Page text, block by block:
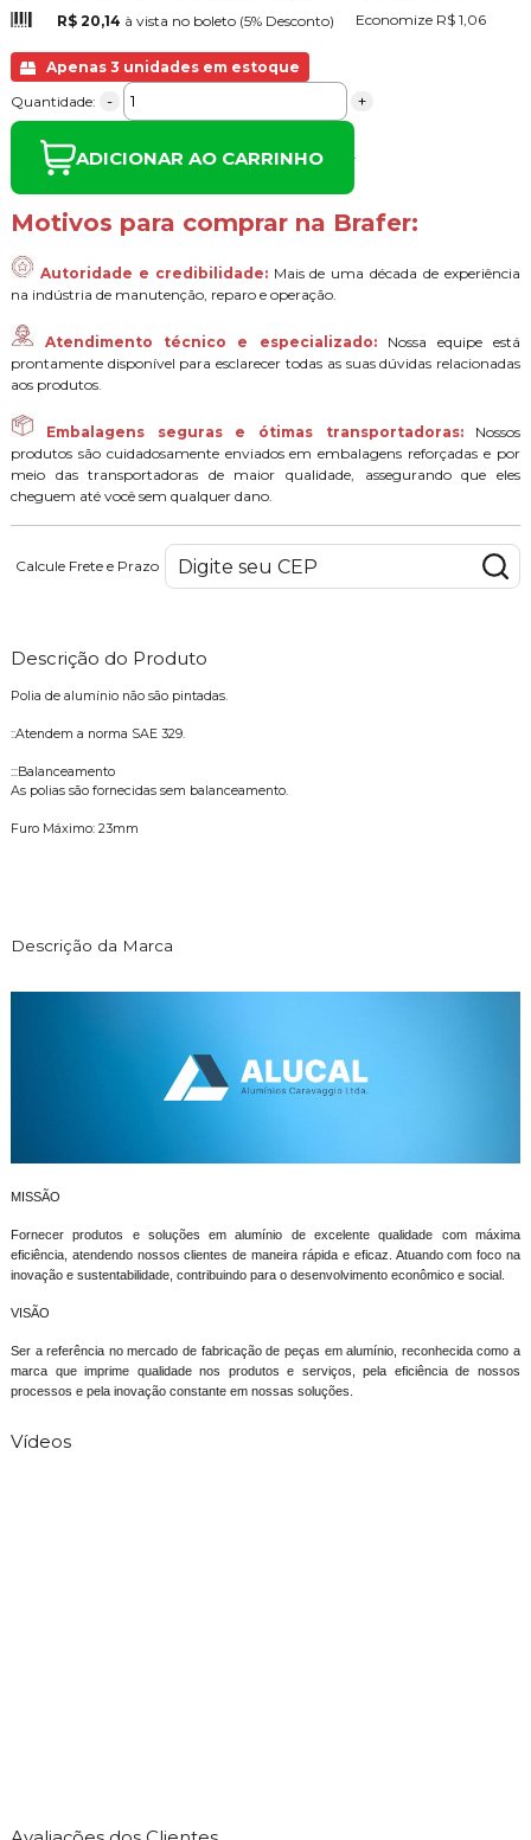
R$ 20,14 à vista no boleto (5% Desconto) Economize R$ 1,06
Apenas 3 unidades em estoque
Quantidade:
- +
ADICIONAR AO CARRINHO
Motivos para comprar na Brafer:
Autoridade e credibilidade: Mais de uma década de experiência
na indústria de manutenção, reparo e operação.
Atendimento técnico e especializado:
Nossa equipe está
prontamente disponível para esclarecer todas as suas dúvidas relacionadas
aos produtos.
Embalagens seguras e ótimas transportadoras:
Nossos
produtos são cuidadosamente enviados em embalagens reforçadas e por
meio das transportadoras de maior qualidade, assegurando que eles
cheguem até você sem qualquer dano.
Calcule Frete e Prazo
Descrição do Produto
Polia de alumínio não são pintadas.
::Atendem a norma SAE 329.
:::Balanceamento
As polias são fornecidas sem balanceamento.
Furo Máximo: 23mm
Descrição da Marca
MISSÃO
Fornecer produtos e soluções em alumínio de excelente qualidade com máxima
eficiência, atendendo nossos clientes de maneira rápida e eficaz. Atuando com foco na
inovação e sustentabilidade, contribuindo para o desenvolvimento econômico e social.
VISÃO
Ser a referência no mercado de fabricação de peças em alumínio, reconhecida como a
marca que imprime qualidade nos produtos e serviços, pela eficiência de nossos
processos e pela inovação constante em nossas soluções.
Vídeos